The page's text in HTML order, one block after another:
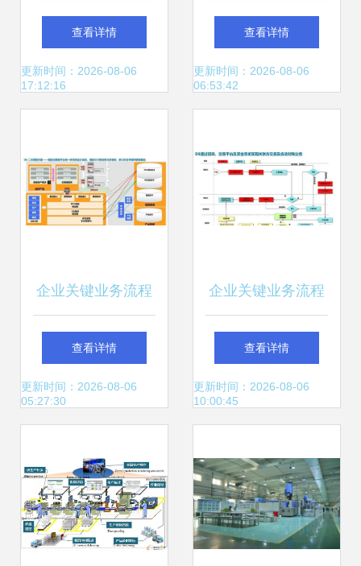
空 运营公司已获增
值电信许可
查看详情
更新时间：2026-08-06
17:12:16
动办公OA系统，实
现业财融合与一体
查看详情
更新时间：2026-08-06
06:53:42
企业关键业务流程
从战略规划到信息
系统集成的协同优
查看详情
更新时间：2026-08-06
05:27:30
企业关键业务流程
集成 从战略规划到
产销协同的数字化
查看详情
更新时间：2026-08-06
10:00:45